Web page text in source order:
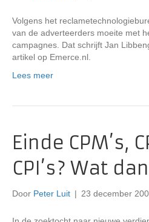
Volgens het
van de adverteerders moeite met
campagnes. Dat schrijft Jan
artikel op Emerce.nl.
Lees meer
Einde CPM’s,
CPI’s? Wat
Door Peter Luit | 23 december